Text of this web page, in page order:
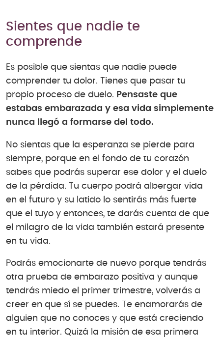
Sientes que nadie te
comprende
Es posible que sientas que nadie puede
comprender tu dolor. Tienes que pasar tu
propio proceso de duelo. Pensaste que
estabas embarazada y esa vida simplemente
nunca llegó a formarse del todo.
No sientas que la esperanza se pierde para
siempre, porque en el fondo de tu corazón
sabes que podrás superar ese dolor y el duelo
de la pérdida. Tu cuerpo podrá albergar vida
en el futuro y su latido lo sentirás más fuerte
que el tuyo y entonces, te darás cuenta de que
el milagro de la vida también estará presente
en tu vida.
Podrás emocionarte de nuevo porque tendrás
otra prueba de embarazo positiva y aunque
tendrás miedo el primer trimestre, volverás a
creer en que sí se puedes. Te enamorarás de
alguien que no conoces y que está creciendo
en tu interior. Quizá la misión de esa primera